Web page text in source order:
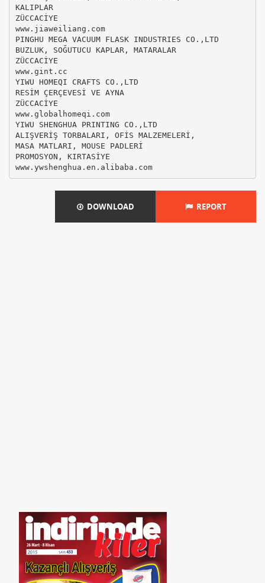
KALIPLAR
ZÜCCACİYE
www.jiaweiliang.com
PINGHU MEGA VACUUM FLASK INDUSTRIES CO.,LTD
BUZLUK, SOĞUTUCU KAPLAR, MATARALAR
ZÜCCACİYE
www.gint.cc
YIWU HOMEQI CRAFTS CO.,LTD
RESİM ÇERÇEVESİ VE AYNA
ZÜCCACİYE
www.globalhomeqi.com
YIWU SHENGHUA PRINTING CO.,LTD
ALIŞVERİŞ TORBALARI, OFİS MALZEMELERİ,
MASA MATLARI, MOUSE PADLERİ
PROMOSYON, KIRTASİYE
www.ywshenghua.en.alibaba.com
DOWNLOAD REPORT